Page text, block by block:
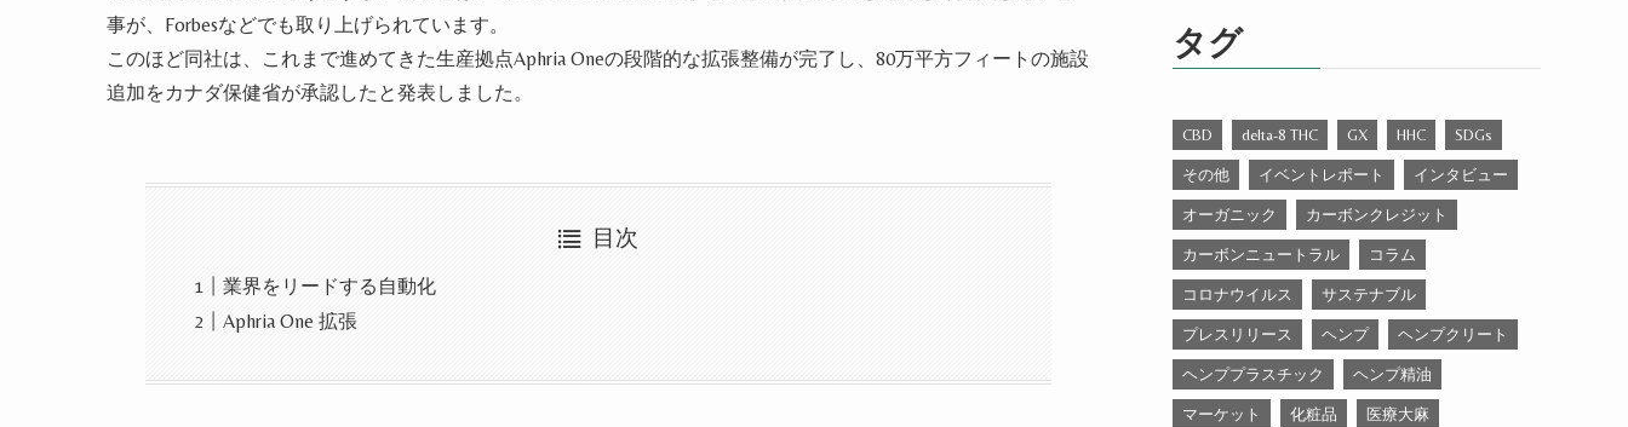
事が、 Forbesなどでも取り上げられています。
このほど同社は、これまで進めてきた生産拠点Aphria Oneの段階的な拡張整備が完了し、 80万平方フィートの施設
追加をカナダ保健省が承認したと発表しました。
目次
業界をリードする自動化
Aphria One 拡張
ー
タグ
CBD delta-8 THC GX HHC SDGs
その他 イベントレポート インタビュー
オーガニック カーボンクレジット
カーボンニュートラル コラム
コロナウイルス サステナブル
プレスリリース ヘンプ ヘンプクリート
ヘンププラスチック ヘンプ精油
マーケット 化粧品 医療大麻